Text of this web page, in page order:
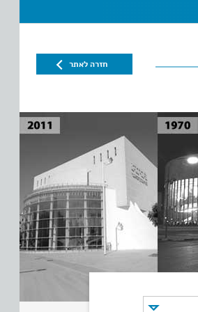
חזרה לאתר